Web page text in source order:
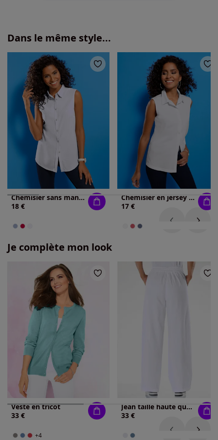
Dans le même style...
Chemisier sans manches avec col chemise élégant
18 €
Chemisier en jersey femme sans manches col chemise
17 €
Je complète mon look
Veste en tricot
33 €
+4
Jean taille haute qualité coton doux sur la peau
33 €